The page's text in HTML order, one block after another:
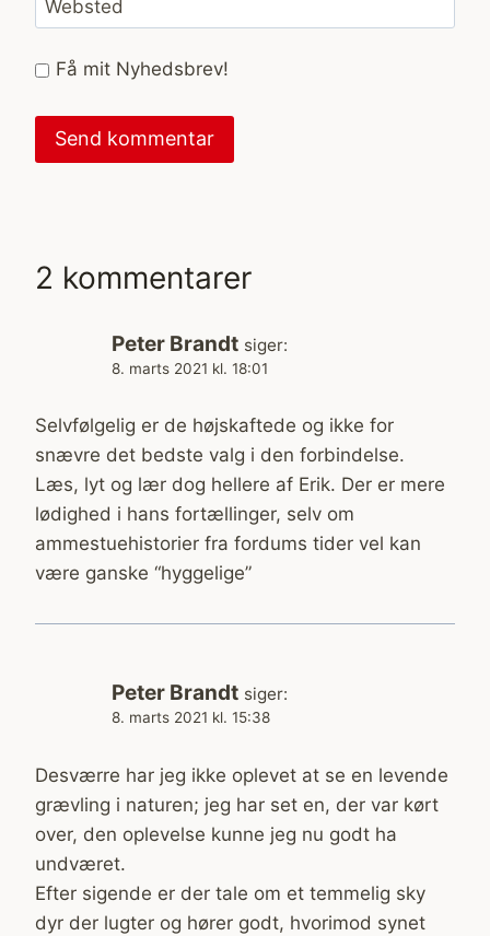
Websted
Få mit Nyhedsbrev!
2 kommentarer
Peter Brandt siger:
8. marts 2021 kl. 18:01
Selvfølgelig er de højskaftede og ikke for
snævre det bedste valg i den forbindelse.
Læs, lyt og lær dog hellere af Erik. Der er mere
lødighed i hans fortællinger, selv om
ammestuehistorier fra fordums tider vel kan
være ganske “hyggelige”
Peter Brandt siger:
8. marts 2021 kl. 15:38
Desværre har jeg ikke oplevet at se en levende
grævling i naturen; jeg har set en, der var kørt
over, den oplevelse kunne jeg nu godt ha
undværet.
Efter sigende er der tale om et temmelig sky
dyr der lugter og hører godt, hvorimod synet